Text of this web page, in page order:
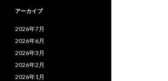
アーカイブ
2026年7月
2026年6月
2026年3月
2026年2月
2026年1月